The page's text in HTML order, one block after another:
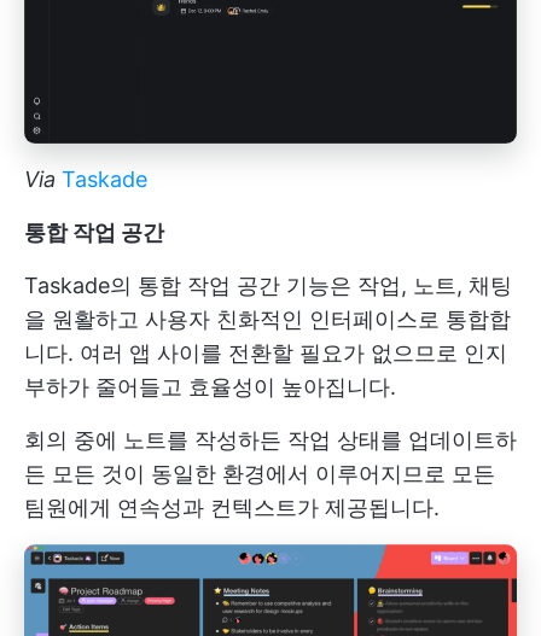
Via Taskade
통합 작업 공간
Taskade의 통합 작업 공간 기능은 작업, 노트, 채팅
을 원활하고 사용자 친화적인 인터페이스로 통합합
니다. 여러 앱 사이를 전환할 필요가 없으므로 인지
부하가 줄어들고 효율성이 높아집니다.
회의 중에 노트를 작성하든 작업 상태를 업데이트하
든 모든 것이 동일한 환경에서 이루어지므로 모든
팀원에게 연속성과 컨텍스트가 제공됩니다.